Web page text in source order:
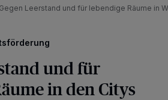
Gegen Leerstand und für lebendige Räume in
und für
in den Citys